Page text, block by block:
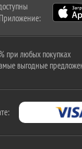
при любых покупках
выгодные